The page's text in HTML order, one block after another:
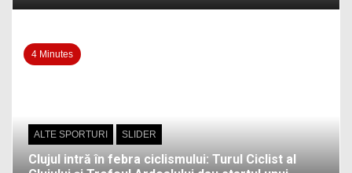
4 Minutes
ALTE SPORTURI SLIDER
Clujul intră în febra ciclismului: Turul Ciclist al